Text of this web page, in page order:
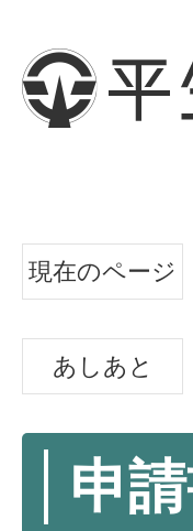
現在のページ
あしあと
申